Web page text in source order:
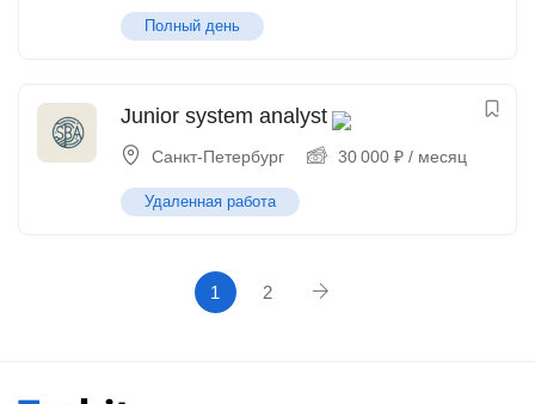
Полный день
Junior system analyst
Санкт-Петербург 30 000 ₽ / месяц
Удаленная работа
1 2